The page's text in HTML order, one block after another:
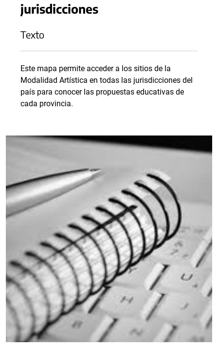
jurisdicciones
Texto
Este mapa permite acceder a los sitios de la
Modalidad Artística en todas las jurisdicciones del
país para conocer las propuestas educativas de
cada provincia.